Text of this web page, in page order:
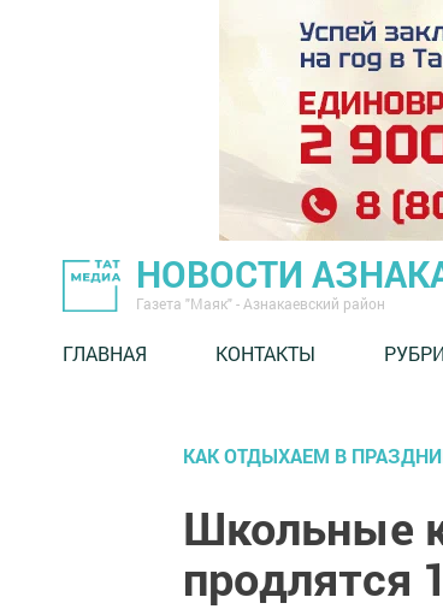
НОВОСТИ
Газета "Маяк" - Азнакаевский район
ГЛАВНАЯ КОНТАКТЫ
КАК ОТДЫХАЕМ В
Школьные
продлятся